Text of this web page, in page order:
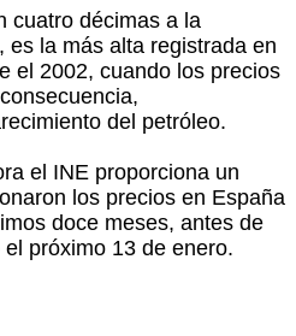
cuatro décimas a la
es la más alta registrada en
el 2002, cuando los precios
del petróleo.
el INE proporciona un
los precios en España
doce meses, antes de
próximo 13 de enero.